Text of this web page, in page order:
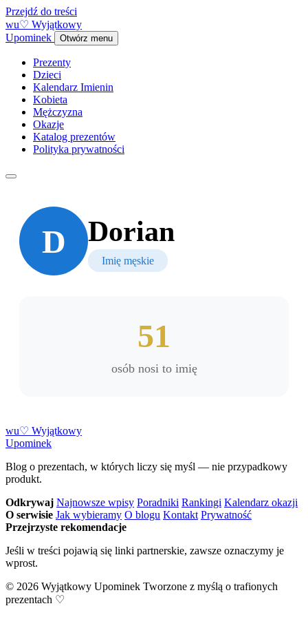
Przejdź do treści
wu♡ Wyjątkowy
Upominek
Otwórz menu
Prezenty
Dzieci
Kalendarz Imienin
Kobieta
Mężczyzna
Okazje
Katalog prezentów
Polityka prywatności
D Dorian
Imię męskie
51
osób nosi to imię
wu♡ Wyjątkowy
Upominek
Blog o prezentach, w których liczy się myśl — nie przypadkowy
produkt.
Odkrywaj Najnowsze wpisy Poradniki Rankingi Kalendarz okazji
O serwisie Jak wybieramy O blogu Kontakt Prywatność
Przejrzyste rekomendacje
Jeśli w treści pojawią się linki partnerskie, zawsze oznaczymy je
wprost.
© 2026 Wyjątkowy Upominek Tworzone z myślą o trafionych
prezentach ♡